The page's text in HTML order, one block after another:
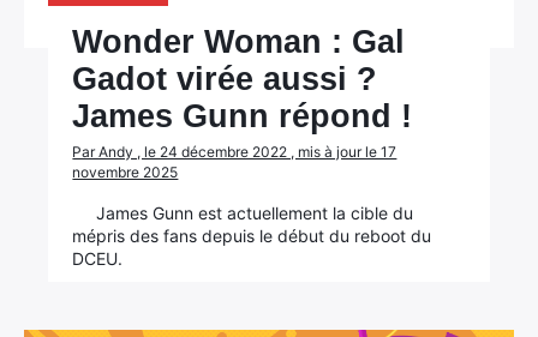
Wonder Woman : Gal
Gadot virée aussi ?
James Gunn répond !
Par Andy , le 24 décembre 2022 , mis à jour le 17
novembre 2025
James Gunn est actuellement la cible du
mépris des fans depuis le début du reboot du
DCEU.